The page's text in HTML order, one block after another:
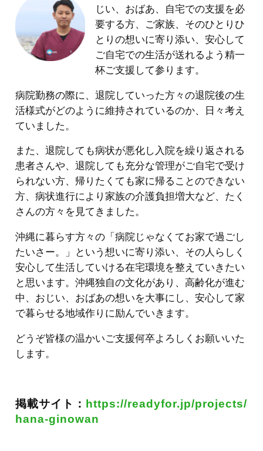
じい、おばあ、自宅での支援を必
要する方、ご家族、そのひとりひ
とりの想いに寄り添い、安心して
ご自宅での生活が送れるよう精一
杯ご支援して参ります。
病院勤務の際に、退院していった方々の退院後の生
活様式がどのように維持されているのか、日々考え
ていました。
また、退院しても病状が悪化し入院を繰り返される
患者さんや、退院しても充分な管理がご自宅で受け
られない方、帰りたくても家に帰ることのできない
方、病状進行により家族の介護負担増大など、たく
さんの方々を見てきました。
沖縄に暮らす方々の「病院じゃなくてお家で過ごし
たいさー。」という想いに寄り添い、その人らしく
安心して生活していける在宅環境を整えていきたい
と思います。沖縄独自の文化があり、高齢化が進む
中、おじい、おばあの想いを大事にし、安心して家
で暮らせる地域作りに励んでいきます。
どうぞ皆様の温かいご支援何卒よろしくお願いいた
します。
掲載サイト： https://readyfor.jp/projects/
hana-ginowan